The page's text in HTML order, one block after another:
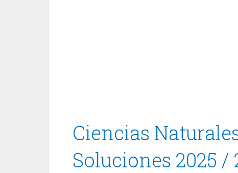
Ciencias
Soluciones 2025 /